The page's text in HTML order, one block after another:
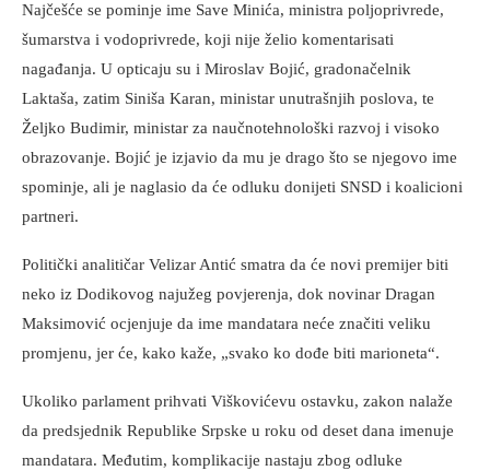
Najčešće se pominje ime Save Minića, ministra poljoprivrede,
šumarstva i vodoprivrede, koji nije želio komentarisati
nagađanja. U opticaju su i Miroslav Bojić, gradonačelnik
Laktaša, zatim Siniša Karan, ministar unutrašnjih poslova, te
Željko Budimir, ministar za naučnotehnološki razvoj i visoko
obrazovanje. Bojić je izjavio da mu je drago što se njegovo ime
spominje, ali je naglasio da će odluku donijeti SNSD i koalicioni
partneri.
Politički analitičar Velizar Antić smatra da će novi premijer biti
neko iz Dodikovog najužeg povjerenja, dok novinar Dragan
Maksimović ocjenjuje da ime mandatara neće značiti veliku
promjenu, jer će, kako kaže, „svako ko dođe biti marioneta“.
Ukoliko parlament prihvati Viškovićevu ostavku, zakon nalaže
da predsjednik Republike Srpske u roku od deset dana imenuje
mandatara. Međutim, komplikacije nastaju zbog odluke